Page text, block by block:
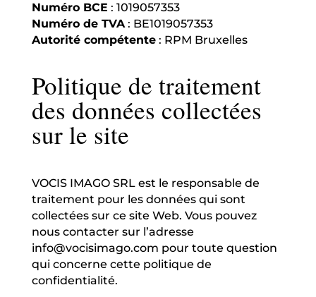
Numéro BCE : 1019057353
Numéro de TVA: BE1019057353
Autorité compétente: RPM Bruxelles
Politique de traitement
des données collectées
sur le site
VOCIS IMAGO SRL est le responsable de
traitement pour les données qui sont
collectées sur ce site Web. Vous pouvez
nous contacter sur l’adresse
info@vocisimago.com pour toute question
qui concerne cette politique de
confidentialité.